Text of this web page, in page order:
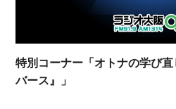
特別コーナー「オトナの学び
バース』」